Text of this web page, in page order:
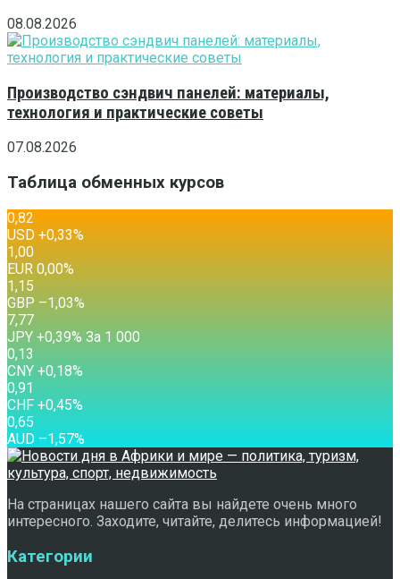
08.08.2026
Производство сэндвич панелей: материалы,
технология и практические советы
07.08.2026
Таблица обменных курсов
0,82
USD +0,33%
1,00
EUR 0,00%
1,15
GBP –1,03%
7,77
JPY +0,39% За 1 000
0,13
CNY +0,18%
0,91
CHF +0,45%
0,65
AUD –1,57%
На страницах нашего сайта вы найдете очень много
интересного. Заходите, читайте, делитесь информацией!
Категории